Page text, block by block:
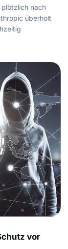
plötzlich nach
überholt
vor